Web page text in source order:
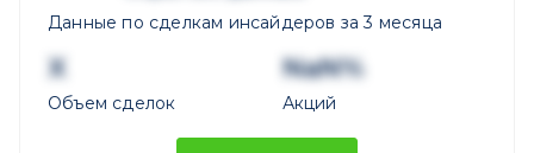
Данные по сделкам инсайдеров за 3 месяца
X
Объем сделок
NaN%
Акций